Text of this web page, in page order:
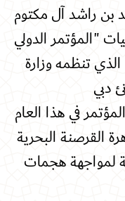
راشد آل مكتوم
"المؤتمر الدولي
الذي تنظمه وزارة
دبي
في هذا العام
القرصنة البحرية
لمواجهة هجمات